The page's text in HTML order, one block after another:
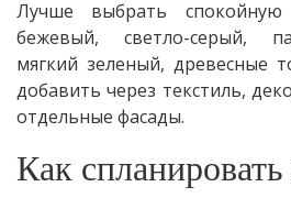
Лучше выбрать спокойную
бежевый, светло-серый,
мягкий зеленый, древесные
добавить через текстиль,
отдельные фасады.
Как